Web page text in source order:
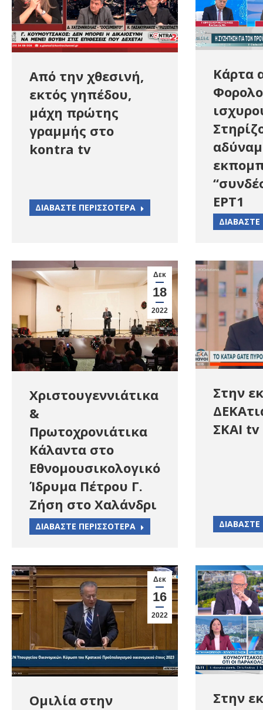
Από την χθεσινή,
εκτός γηπέδου,
μάχη πρώτης
γραμμής στο
kontra tv
ΔΙΑΒΑΣΤΕ ΠΕΡΙΣΣΟΤΕΡΑ
Κάρτα
ΕΡΤ1
Δεκ
18
2022
Χριστουγεννιάτικα
&
Πρωτοχρονιάτικα
Κάλαντα στο
Εθνομουσικολογικό
Ίδρυμα Πέτρου Γ.
Ζήση στο Χαλάνδρι
ΔΙΑΒΑΣΤΕ ΠΕΡΙΣΣΟΤΕΡΑ
Στην
ΣΚΑΙ tv
Δεκ
16
2022
Ομιλία στην
Στην